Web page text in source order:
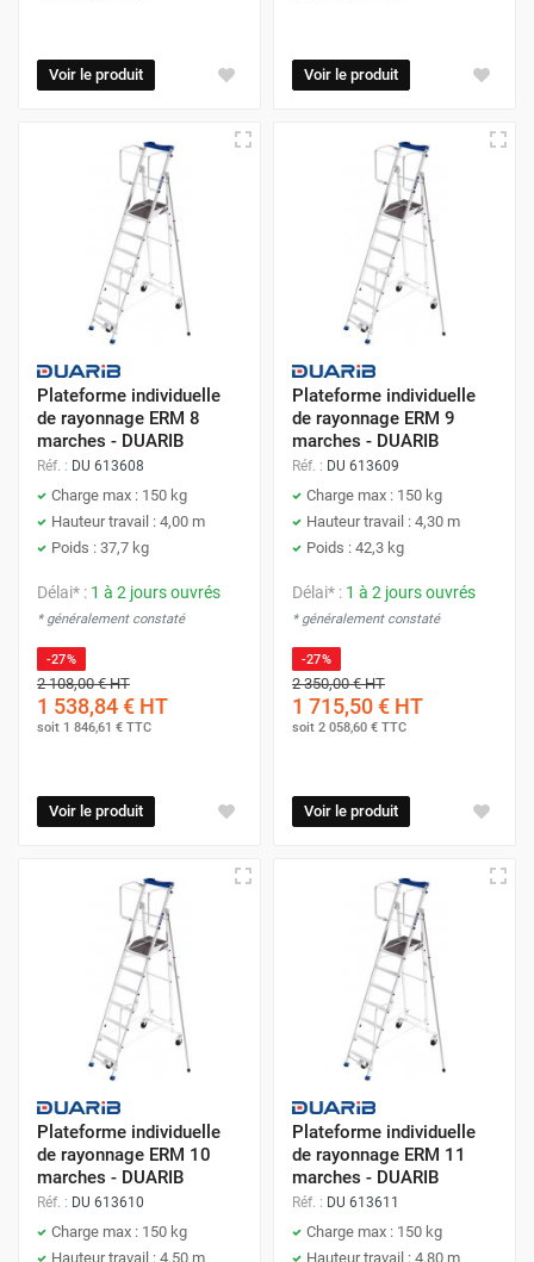
Voir le produit Voir le produit
Plateforme individuelle
de rayonnage ERM 8
marches - DUARIB
Réf. : DU 613608
Charge max : 150 kg
Hauteur travail : 4,00 m
Poids : 37,7 kg
Délai* : 1 à 2 jours ouvrés
* généralement constaté
-27%
2 108,00 €HT
1 538,84 € HT
soit 1 846,61 € TTC
Voir le produit
Plateforme individuelle
de rayonnage ERM 9
marches - DUARIB
Réf. : DU 613609
Charge max : 150 kg
Hauteur travail : 4,30 m
Poids : 42,3 kg
Délai* : 1 à 2 jours ouvrés
* généralement constaté
-27%
2 350,00 €HT
1 715,50 € HT
soit 2 058,60 € TTC
Voir le produit
Plateforme individuelle
de rayonnage ERM 10
marches - DUARIB
Réf. : DU 613610
Charge max : 150 kg
Hauteur travail : 4,50 m
Plateforme individuelle
de rayonnage ERM 11
marches - DUARIB
Réf. : DU 613611
Charge max : 150 kg
Hauteur travail : 4,80 m